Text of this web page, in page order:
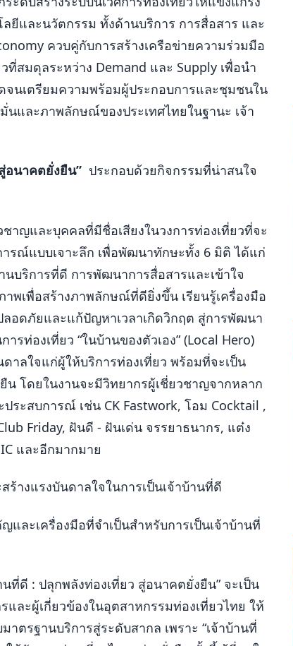
ยีและนวัตกรรม ทั้งด้านบริการ การสื่อสาร และ
ควบคู่กับการสร้างเครือข่ายความร่วมมือ
สมดุลระหว่าง Demand และ Supply เพื่อนำ
นเตรียมความพร้อมผู้ประกอบการและชุมชนใน
นและภาพลักษณ์ของประเทศไทยในฐานะ เจ้า
อนาคตยั่งยืน”ประกอบด้วยกิจกรรมที่น่าสนใจ
าญและบุคคลที่มีชื่อเสียงในวงการท่องเที่ยวที่จะ
รณ์แบบเจาะลึก เพื่อพัฒนาทักษะทั้ง 6 มิติ ได้แก่
บริการที่ดี การพัฒนาการสื่อสารและเข้าใจ
พเพื่อสร้างภาพลักษณ์ที่ดียิ่งขึ้น เรียนรู้เครื่องมือ
ลอดภัยและแก้ปัญหาเวลาเกิดวิกฤต สู่การพัฒนา
ท่องเที่ยว “ในบ้านของตัวเอง” (Local Hero)
าลใจแก่ผู้ให้บริการท่องเที่ยว พร้อมที่จะเป็น
น โดยในงานจะมีวิทยากรผู้เชี่ยวชาญจากหลาก
ะสบการณ์ เช่น CK Fastwork, โอม Cocktail ,
Friday, ฝันดี - ฝันเด่น จรรยาธนากร, แต๋ง
และอีกมากมาย
างแรงบันดาลใจในการเป็นเจ้าบ้านที่ดี
ละเครื่องมือที่จำเป็นสำหรับการเป็นเจ้าบ้านที่
ที่ดี : ปลุกพลังท่องเที่ยว สู่อนาคตยั่งยืน” จะเป็น
ละผู้เกี่ยวข้องในอุตสาหกรรมท่องเที่ยวไทย ให้
ตรฐานบริการสู่ระดับสากล เพราะ “เจ้าบ้านที่